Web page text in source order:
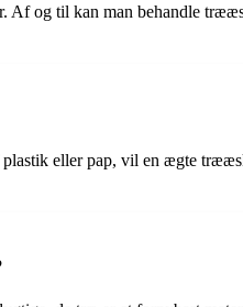
Af og til kan man behandle
eller pap, vil en ægte